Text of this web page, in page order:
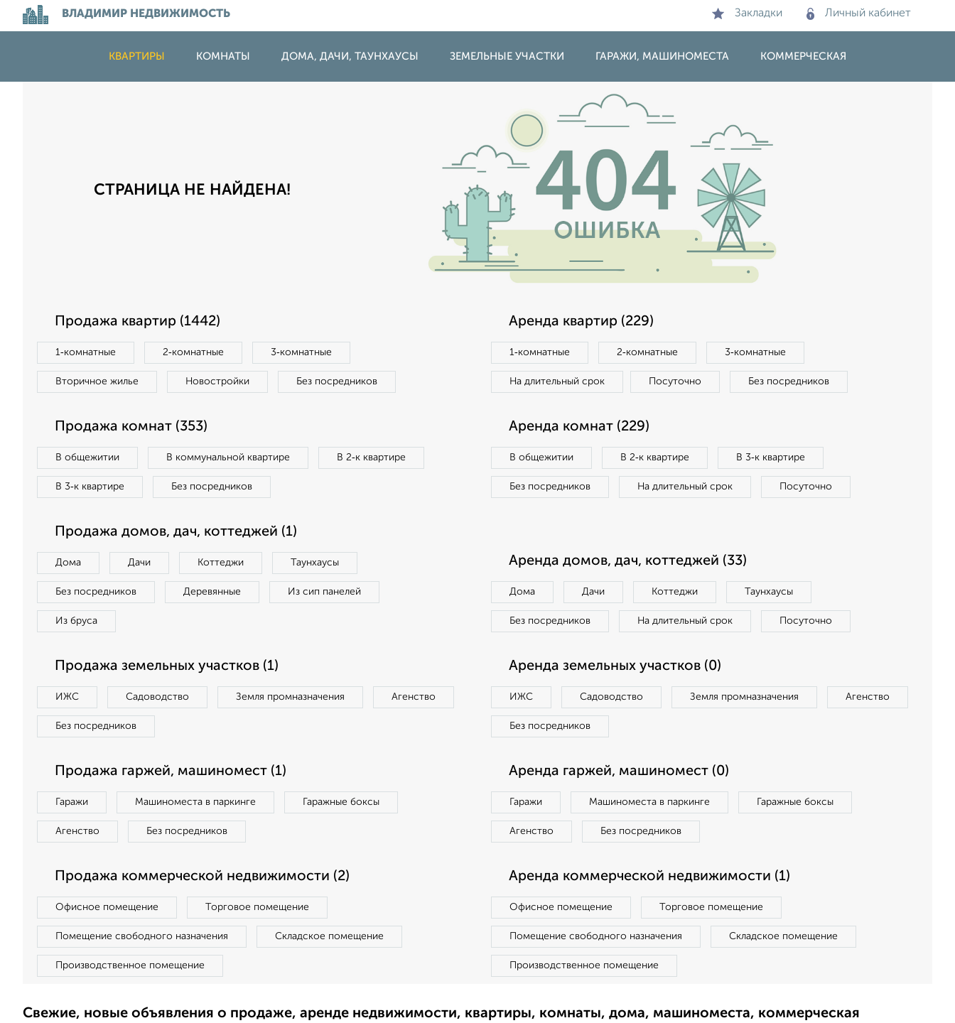
ВЛАДИМИР НЕДВИЖИМОСТЬ Закладки Личный кабинет
КВАРТИРЫ КОМНАТЫ ДОМА, ДАЧИ, ТАУНХАУСЫ ЗЕМЕЛЬНЫЕ УЧАСТКИ ГАРАЖИ, МАШИНОМЕСТА КОММЕРЧЕСКАЯ
СТРАНИЦА НЕ НАЙДЕНА!
Продажа квартир (1442)
1‑комнатные 2‑комнатные 3‑комнатные
Вторичное жилье Новостройки Без посредников
Аренда квартир (229)
1‑комнатные 2‑комнатные 3‑комнатные
На длительный срок Посуточно Без посредников
Продажа комнат (353)
В общежитии В коммунальной квартире В 2‑к квартире
В 3‑к квартире Без посредников
Аренда комнат (229)
В общежитии В 2‑к квартире В 3‑к квартире
Без посредников На длительный срок Посуточно
Продажа домов, дач, коттеджей (1)
Дома Дачи Коттеджи Таунхаусы
Без посредников Деревянные Из сип панелей
Из бруса
Аренда домов, дач, коттеджей (33)
Дома Дачи Коттеджи Таунхаусы
Без посредников На длительный срок Посуточно
Продажа земельных участков (1)
ИЖС Садоводство Земля промназначения Агенство
Без посредников
Аренда земельных участков (0)
ИЖС Садоводство Земля промназначения Агенство
Без посредников
Продажа гаржей, машиномест (1)
Гаражи Машиноместа в паркинге Гаражные боксы
Агенство Без посредников
Аренда гаржей, машиномест (0)
Гаражи Машиноместа в паркинге Гаражные боксы
Агенство Без посредников
Продажа коммерческой недвижимости (2)
Офисное помещение Торговое помещение
Помещение свободного назначения Складское помещение
Производственное помещение
Аренда коммерческой недвижимости (1)
Офисное помещение Торговое помещение
Помещение свободного назначения Складское помещение
Производственное помещение
Свежие, новые объявления о продаже, аренде недвижимости, квартиры, комнаты, дома, машиноместа, коммерческая